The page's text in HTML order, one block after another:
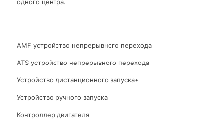
одного центра.
AMF устройство непрерывного перехода
ATS устройство непрерывного перехода
Устройство дистанционного запуска•
Устройство ручного запуска
Контроллер двигателя